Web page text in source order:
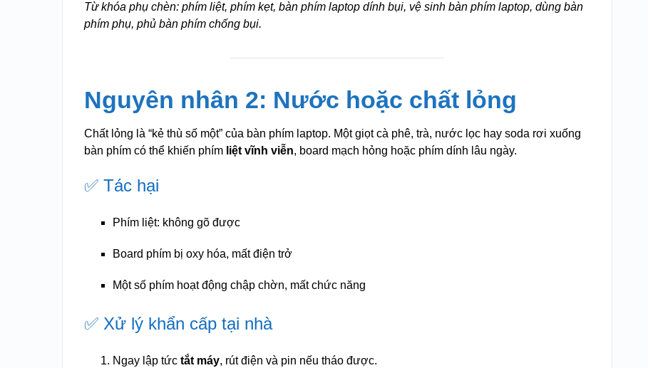
Từ khóa phụ chèn: phím liệt, phím kẹt, bàn phím laptop dính bụi, vệ sinh bàn phím laptop, dùng bàn
phím phụ, phủ bàn phím chống bụi.
Nguyên nhân 2: Nước hoặc chất lỏng
Chất lỏng là “kẻ thù số một” của bàn phím laptop. Một giọt cà phê, trà, nước lọc hay soda rơi xuống
bàn phím có thể khiến phím liệt vĩnh viễn, board mạch hỏng hoặc phím dính lâu ngày.
✅ Tác hại
Phím liệt: không gõ được
Board phím bị oxy hóa, mất điện trở
Một số phím hoạt động chập chờn, mất chức năng
✅ Xử lý khẩn cấp tại nhà
Ngay lập tứctắt máy, rút điện và pin nếu tháo được.